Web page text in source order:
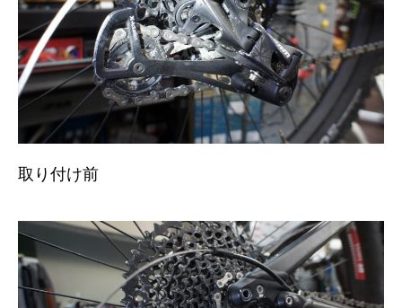
取り付け前